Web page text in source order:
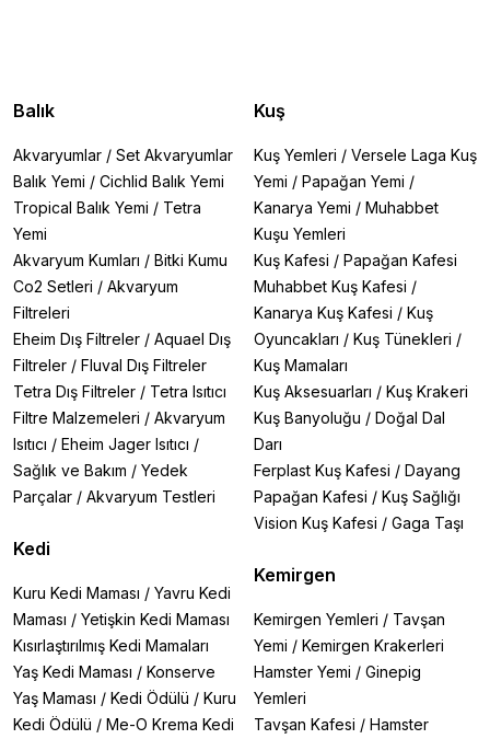
Balık
Akvaryumlar / Set Akvaryumlar
Balık Yemi / Cichlid Balık Yemi
Tropical Balık Yemi / Tetra
Yemi
Akvaryum Kumları / Bitki Kumu
Co2 Setleri / Akvaryum
Filtreleri
Eheim Dış Filtreler / Aquael Dış
Filtreler / Fluval Dış Filtreler
Tetra Dış Filtreler / Tetra Isıtıcı
Filtre Malzemeleri / Akvaryum
Isıtıcı / Eheim Jager Isıtıcı /
Sağlık ve Bakım / Yedek
Parçalar / Akvaryum Testleri
Kedi
Kuru Kedi Maması / Yavru Kedi
Maması / Yetişkin Kedi Maması
Kısırlaştırılmış Kedi Mamaları
Yaş Kedi Maması / Konserve
Yaş Maması / Kedi Ödülü / Kuru
Kedi Ödülü / Me-O Krema Kedi
Kuş
Kuş Yemleri / Versele Laga Kuş
Yemi / Papağan Yemi /
Kanarya Yemi / Muhabbet
Kuşu Yemleri
Kuş Kafesi / Papağan Kafesi
Muhabbet Kuş Kafesi /
Kanarya Kuş Kafesi / Kuş
Oyuncakları / Kuş Tünekleri /
Kuş Mamaları
Kuş Aksesuarları / Kuş Krakeri
Kuş Banyoluğu / Doğal Dal
Darı
Ferplast Kuş Kafesi / Dayang
Papağan Kafesi / Kuş Sağlığı
Vision Kuş Kafesi / Gaga Taşı
Kemirgen
Kemirgen Yemleri / Tavşan
Yemi / Kemirgen Krakerleri
Hamster Yemi / Ginepig
Yemleri
Tavşan Kafesi / Hamster